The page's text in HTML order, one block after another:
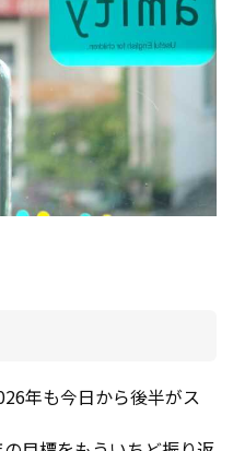
年も今日から後半がス